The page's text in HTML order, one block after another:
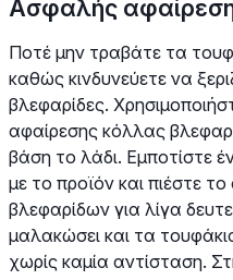
Ασφαλής
Ποτέ μην τραβάτε τα
καθώς κινδυνεύετε να
βλεφαρίδες.
αφαίρεσης κόλλας
βάση το λάδι. Εμποτίστε
με το προϊόν και πιέστε
βλεφαρίδων για λίγα
μαλακώσει και τα
χωρίς καμία αντίσταση.